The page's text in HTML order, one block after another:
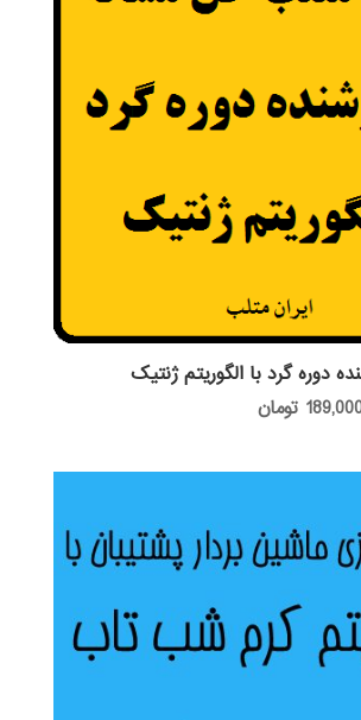
دوره گرد با الگوریتم ژنتیک
تومانقیمت